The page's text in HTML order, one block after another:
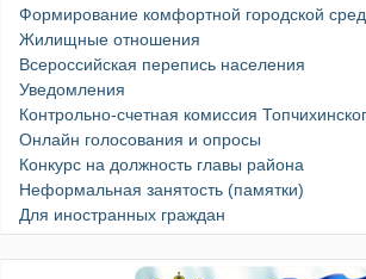
Формирование комфортной городской
Жилищные отношения
Всероссийская перепись населения
Уведомления
Контрольно-счетная комиссия
Онлайн голосования и опросы
Конкурс на должность главы района
Неформальная занятость (памятки)
Для иностранных граждан